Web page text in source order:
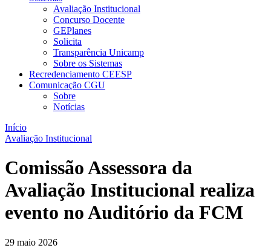
Avaliação Institucional
Concurso Docente
GEPlanes
Solicita
Transparência Unicamp
Sobre os Sistemas
Recredenciamento CEESP
Comunicação CGU
Sobre
Notícias
Início
Avaliação Institucional
Comissão Assessora da
Avaliação Institucional realiza
evento no Auditório da FCM
29 maio 2026